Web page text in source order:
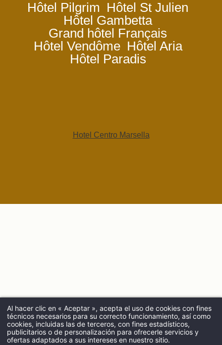
Hôtel Pilgrim
Hôtel St Julien
Hôtel Gambetta
Grand hôtel Français
Hôtel Vendôme Hôtel Aria
Hôtel Paradis
Hotel Centro Marsella
LLEGADA
Al hacer clic en « Aceptar », acepta el uso de cookies con fines
técnicos necesarios para su correcto funcionamiento, así como
cookies, incluidas las de terceros, con fines estadísticos,
publicitarios o de personalización para ofrecerle servicios y
ofertas adaptados a sus intereses en nuestro sitio.